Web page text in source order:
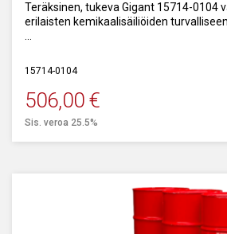
Teräksinen, tukeva Gigant 15714-0104
erilaisten kemikaalisäiliöiden
15714-0104
506,00 €
Sis. veroa 25.5%